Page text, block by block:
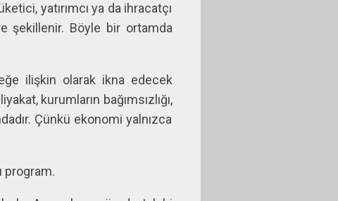
yatırımcı ya da ihracatçı
şekillenir. Böyle bir ortamda
ilişkin olarak ikna edecek
kurumların bağımsızlığı,
Çünkü ekonomi yalnızca
program.